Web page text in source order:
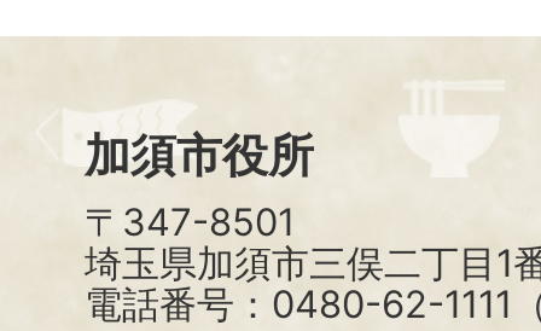
加須市役所
〒347-8501
埼玉県加須市三俣二丁目1
電話番号：0480-62-1111